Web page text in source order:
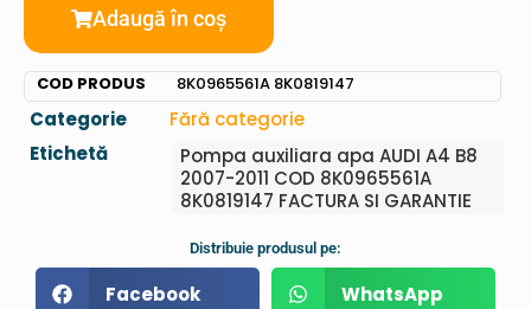
Adaugă în coș
COD PRODUS 8K0965561A 8K0819147
Categorie
Fără categorie
Etichetă
Pompa auxiliara apa AUDI A4 B8
2007-2011 COD 8K0965561A
8K0819147 FACTURA SI GARANTIE
Distribuie produsul pe:
Facebook WhatsApp